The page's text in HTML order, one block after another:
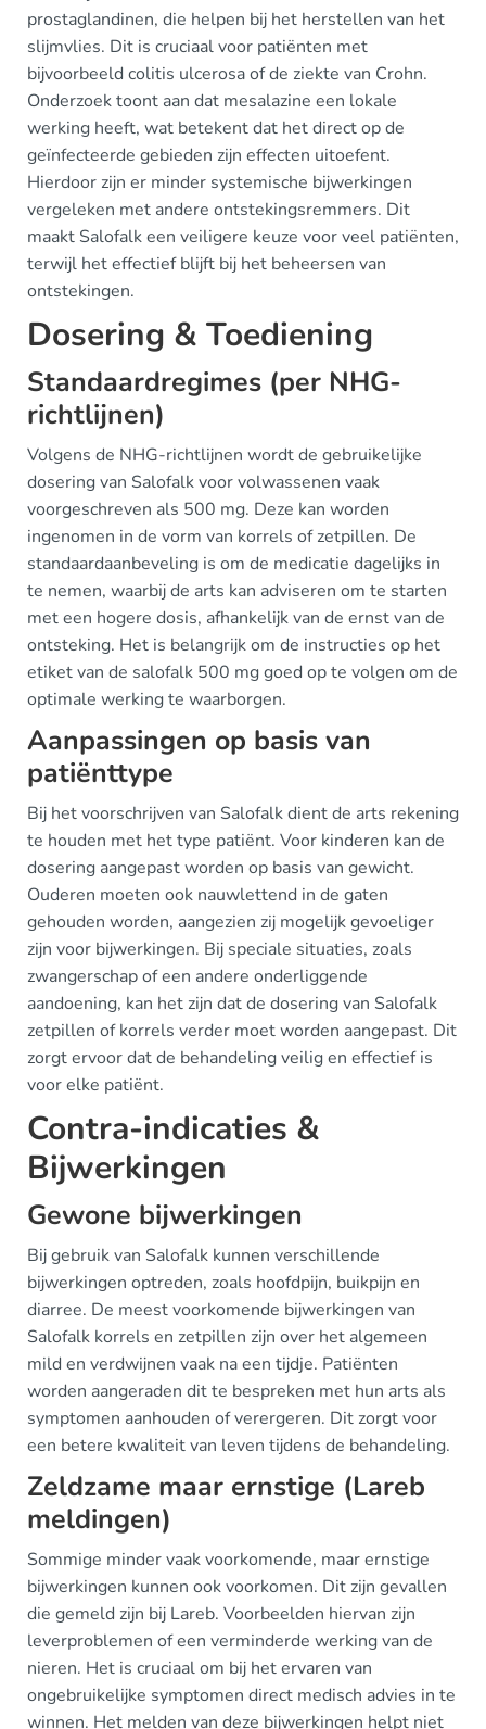
prostaglandinen, die helpen bij het herstellen van het
slijmvlies. Dit is cruciaal voor patiënten met
bijvoorbeeld colitis ulcerosa of de ziekte van Crohn.
Onderzoek toont aan dat mesalazine een lokale
werking heeft, wat betekent dat het direct op de
geïnfecteerde gebieden zijn effecten uitoefent.
Hierdoor zijn er minder systemische bijwerkingen
vergeleken met andere ontstekingsremmers. Dit
maakt Salofalk een veiligere keuze voor veel patiënten,
terwijl het effectief blijft bij het beheersen van
ontstekingen.
Dosering & Toediening
Standaardregimes (per NHG-
richtlijnen)
Volgens de NHG-richtlijnen wordt de gebruikelijke
dosering van Salofalk voor volwassenen vaak
voorgeschreven als 500 mg. Deze kan worden
ingenomen in de vorm van korrels of zetpillen. De
standaardaanbeveling is om de medicatie dagelijks in
te nemen, waarbij de arts kan adviseren om te starten
met een hogere dosis, afhankelijk van de ernst van de
ontsteking. Het is belangrijk om de instructies op het
etiket van de salofalk 500 mg goed op te volgen om de
optimale werking te waarborgen.
Aanpassingen op basis van
patiënttype
Bij het voorschrijven van Salofalk dient de arts rekening
te houden met het type patiënt. Voor kinderen kan de
dosering aangepast worden op basis van gewicht.
Ouderen moeten ook nauwlettend in de gaten
gehouden worden, aangezien zij mogelijk gevoeliger
zijn voor bijwerkingen. Bij speciale situaties, zoals
zwangerschap of een andere onderliggende
aandoening, kan het zijn dat de dosering van Salofalk
zetpillen of korrels verder moet worden aangepast. Dit
zorgt ervoor dat de behandeling veilig en effectief is
voor elke patiënt.
Contra-indicaties &
Bijwerkingen
Gewone bijwerkingen
Bij gebruik van Salofalk kunnen verschillende
bijwerkingen optreden, zoals hoofdpijn, buikpijn en
diarree. De meest voorkomende bijwerkingen van
Salofalk korrels en zetpillen zijn over het algemeen
mild en verdwijnen vaak na een tijdje. Patiënten
worden aangeraden dit te bespreken met hun arts als
symptomen aanhouden of verergeren. Dit zorgt voor
een betere kwaliteit van leven tijdens de behandeling.
Zeldzame maar ernstige (Lareb
meldingen)
Sommige minder vaak voorkomende, maar ernstige
bijwerkingen kunnen ook voorkomen. Dit zijn gevallen
die gemeld zijn bij Lareb. Voorbeelden hiervan zijn
leverproblemen of een verminderde werking van de
nieren. Het is cruciaal om bij het ervaren van
ongebruikelijke symptomen direct medisch advies in te
winnen. Het melden van deze bijwerkingen helpt niet